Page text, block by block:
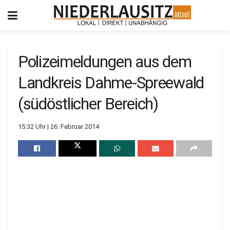
Polizeimeldungen aus dem
Landkreis Dahme-Spreewald
(südöstlicher Bereich)
15:32 Uhr | 26. Februar 2014